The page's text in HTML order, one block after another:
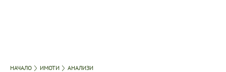
НАЧАЛО ИМОТИ АНАЛИЗИ